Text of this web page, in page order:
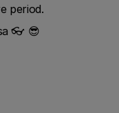
period.
👓 😎